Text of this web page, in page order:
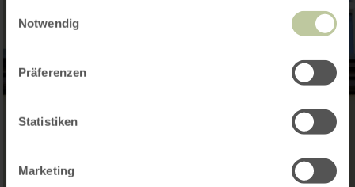
Notwendig
Präferenzen
Statistiken
Marketing